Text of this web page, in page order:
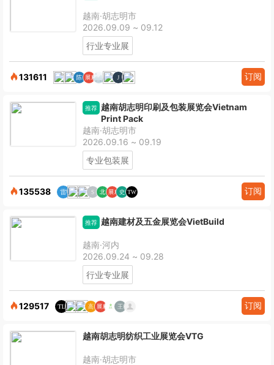
越南·胡志明市
2026.09.09 ~ 09.12
行业专业展
131611 订阅
推荐 越南胡志明印刷及包装展览会Vietnam
Print Pack
越南·胡志明市
2026.09.16 ~ 09.19
专业包装展
135538 订阅
推荐 越南建材及五金展览会VietBuild
越南·河内
2026.09.24 ~ 09.28
行业专业展
129517 订阅
越南胡志明纺织工业展览会VTG
越南·胡志明市